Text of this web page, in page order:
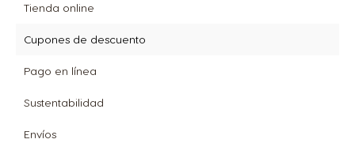
Tienda online
Cupones de descuento
Pago en línea
Sustentabilidad
Envíos